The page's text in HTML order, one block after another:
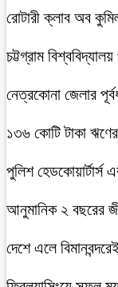
রোটারী ক্লাব অব
চট্টগ্রাম
নেত্রকোনা জেলার
১৩৬ কোটি টাকা
পুলিশ
আনুমানিক ২ বছরের
দেশে এলে